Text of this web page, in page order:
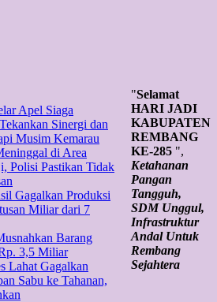
"Selamat
HARI JADI
KABUPATEN
REMBANG
KE-285 ",
Ketahanan
Pangan
Tangguh,
SDM Unggul,
Infrastruktur
Andal Untuk
Rembang
Sejahtera
Apel Siaga
Sinergi dan
Musim Kemarau
di Area
Polisi Pastikan Tidak
Gagalkan Produksi
Miliar dari 7
Barang
3,5 Miliar
Lahat Gagalkan
Sabu ke Tahanan,